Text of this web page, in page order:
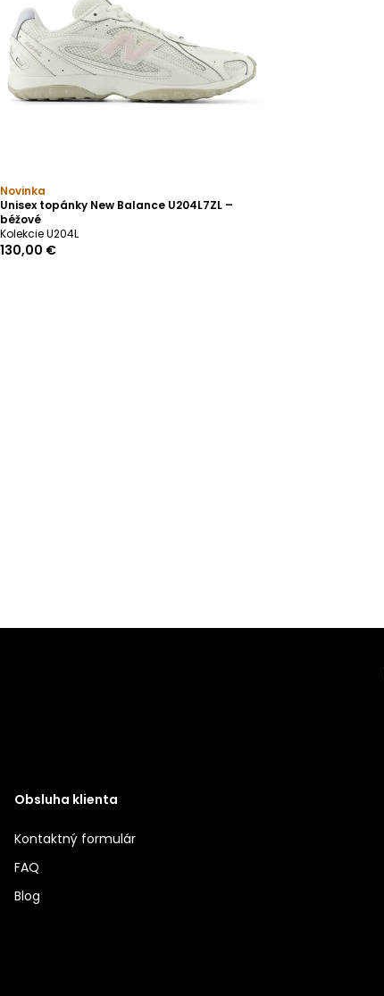
Novinka
Unisex topánky New Balance U204L7ZL –
béžové
Kolekcie U204L
130,00 €
Obsluha klienta
Kontaktný formulár
FAQ
Blog